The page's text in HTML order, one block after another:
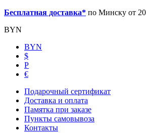
Бесплатная доставка* по Минску от
BYN
BYN
$
Р
€
Подарочный сертификат
Доставка и оплата
Памятка при заказе
Пункты самовывоза
Контакты